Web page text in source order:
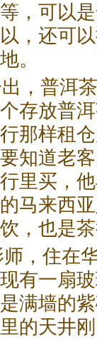
，可以
，还可
。
，普洱茶
存放普洱
行那样租
知道老
行里买，
的马来西
，也是茶
住在
有一扇
满墙的
的天井